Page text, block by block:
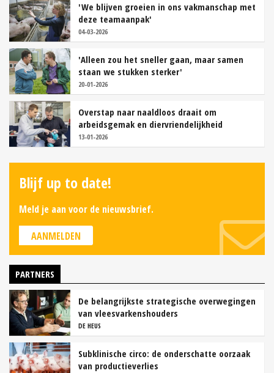
'We blijven groeien in ons vakmanschap met
deze teamaanpak'
04-03-2026
'Alleen zou het sneller gaan, maar samen
staan we stukken sterker'
20-01-2026
Overstap naar naaldloos draait om
arbeidsgemak en diervriendelijkheid
13-01-2026
Blijf up to date!
Meld je aan voor de nieuwsbrief.
AANMELDEN
PARTNERS
De belangrijkste strategische overwegingen
van vleesvarkenshouders
DE HEUS
Subklinische circo: de onderschatte oorzaak
van productieverlies